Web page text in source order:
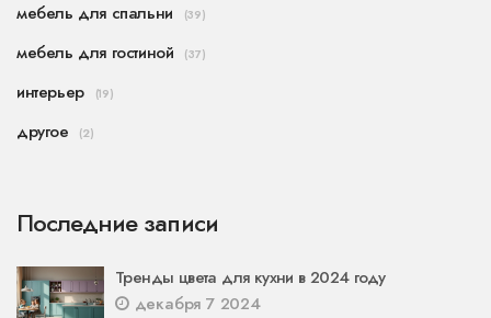
мебель для спальни (39)
мебель для гостиной (37)
интерьер (19)
другое (2)
Последние записи
Тренды цвета для кухни в 2024 году
декабря 7 2024